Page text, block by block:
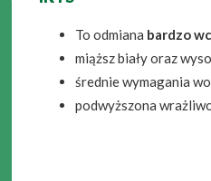
To odmiana bardzo
miąższ biały oraz
średnie wymagania
podwyższona